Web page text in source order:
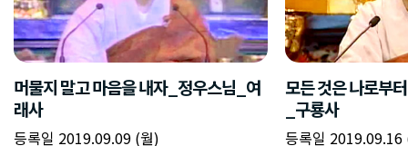
머물지 말고 마음을 내자_정우스님_여
래사
등록일 2019.09.09 (월)
모든 것은 나로부
_구룡사
등록일 2019.09.16